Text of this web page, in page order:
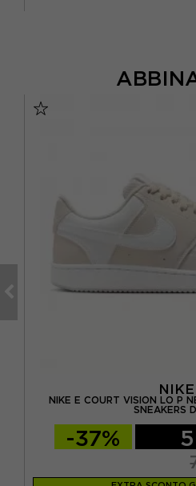
NIKE
NIKE E COURT VISION LO P
SNEAKERS
-37%